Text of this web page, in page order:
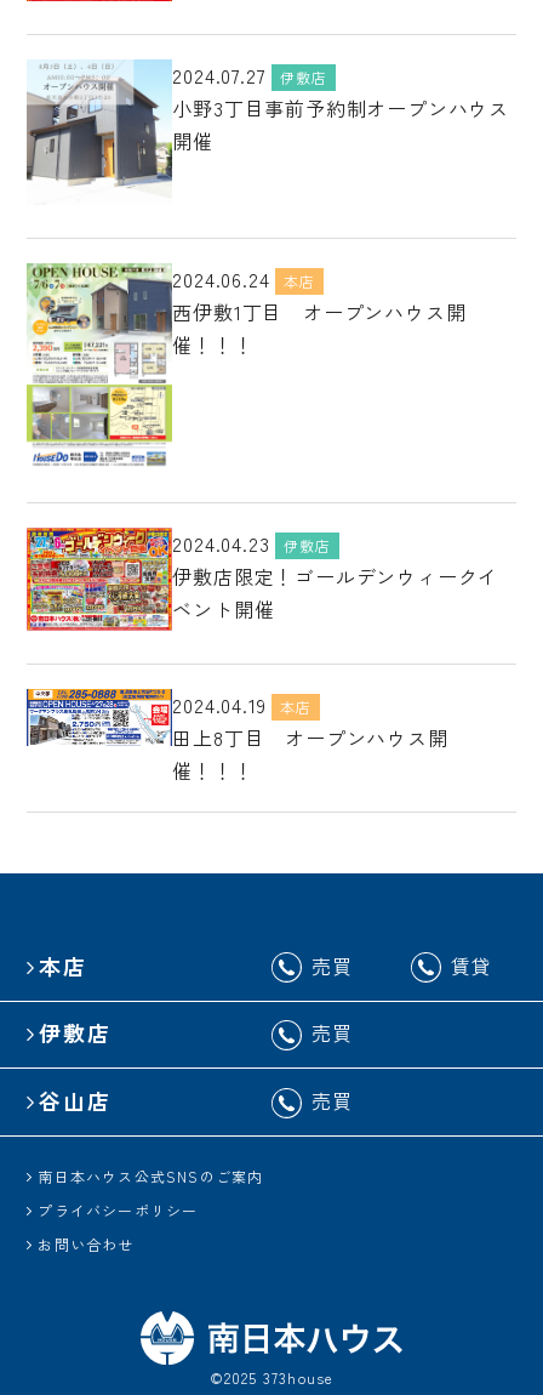
2024.07.27 伊敷店
小野3丁目事前予約制オープンハウス
開催
2024.06.24 本店
西伊敷1丁目 オープンハウス開
催！！！
2024.04.23 伊敷店
伊敷店限定！ゴールデンウィークイ
ベント開催
2024.04.19 本店
田上8丁目 オープンハウス開
催！！！
本店 売買 賃貸
伊敷店 売買
谷山店 売買
南日本ハウス公式SNSのご案内
プライバシーポリシー
お問い合わせ
©2025 373house